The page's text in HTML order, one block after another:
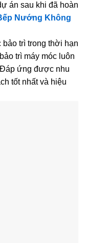
án sau khi đã hoàn
Nướng Không
trì trong thời hạn
trì máy móc luôn
ứng được nhu
tốt nhất và hiệu